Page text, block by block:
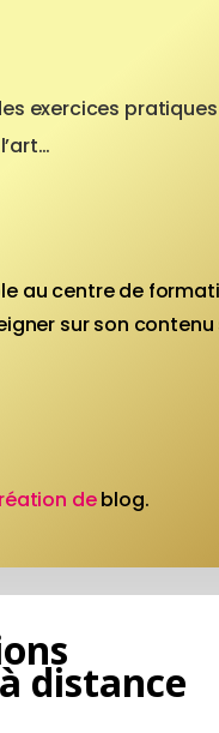
exercices
au centre de
sur son contenu
deblog.
distance